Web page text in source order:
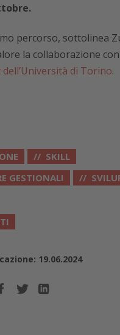
percorso, sottolinea
la collaborazione con
di Torino.
SKILL
GESTIONALI
19.06.2024